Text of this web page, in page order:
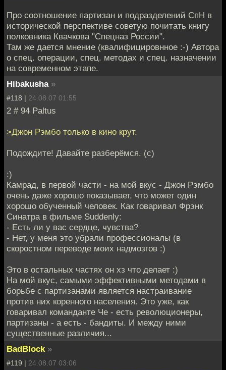
Про соотношение партизан и подразделений СпН в
исторической перспективе советую почитать книгу
полковника Квачкова "Спецназ России".
Там же дается мнение (квалифицировнное :-) Автора
о спец. операции, спец. методах и спец. назначении
на современном этапе.
Hibakusha »
#118 | 24.08.07 01:55
2 # 94 Paltus
>Джон Рэмбо только в кино крут.
Подождите! Давайте разберёмся. (с)
:)
Камрад, в первой части - на мой вкус - Джон Рэмбо
очень даже хорошо показывает, что может один
хорошо обученный человек. Как говаривал Фрэнк
Синатра в фильме Suddenly:
- Есть ли у вас сердце, чувства?
- Нет, у меня это убрали профессионалы (в
скоростном переводе моих надмозгов :)
Это в остальных частях он хз что делает :)
На мой вкус, самыми эффективными методами в
борьбе с партизанами является настраивание
против них коренного населения. Это уже, как
говаривал команданте Че - есть революционеры,
партизаны - а есть - бандиты. И между ними
существенные различия...
BadBlock »
#119 | 24.08.07 03:06